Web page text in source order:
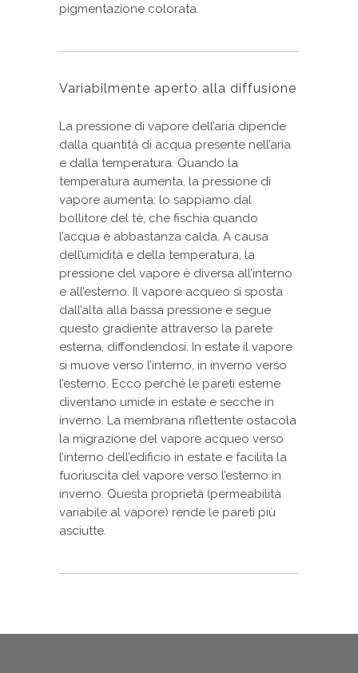
pigmentazione colorata.
Variabilmente aperto alla diffusione
La pressione di vapore dell’aria dipende
dalla quantità di acqua presente nell’aria
e dalla temperatura. Quando la
temperatura aumenta, la pressione di
vapore aumenta: lo sappiamo dal
bollitore del tè, che fischia quando
l’acqua è abbastanza calda. A causa
dell’umidità e della temperatura, la
pressione del vapore è diversa all’interno
e all’esterno. Il vapore acqueo si sposta
dall’alta alla bassa pressione e segue
questo gradiente attraverso la parete
esterna, diffondendosi. In estate il vapore
si muove verso l’interno, in inverno verso
l’esterno. Ecco perché le pareti esterne
diventano umide in estate e secche in
inverno. La membrana riflettente ostacola
la migrazione del vapore acqueo verso
l’interno dell’edificio in estate e facilita la
fuoriuscita del vapore verso l’esterno in
inverno. Questa proprietà (permeabilità
variabile al vapore) rende le pareti più
asciutte.